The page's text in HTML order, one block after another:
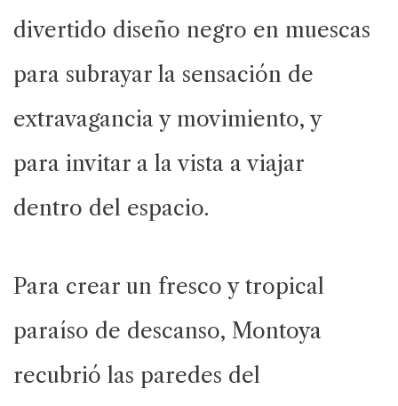
divertido diseño negro en muescas
para subrayar la sensación de
extravagancia y movimiento, y
para invitar a la vista a viajar
dentro del espacio.
Para crear un fresco y tropical
paraíso de descanso, Montoya
recubrió las paredes del